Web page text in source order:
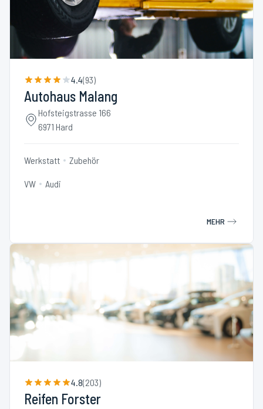
4.4(93)
Autohaus Malang
Hofsteigstrasse 166
6971 Hard
Werkstatt Zubehör
VW Audi
MEHR
4.8(203)
Reifen Forster